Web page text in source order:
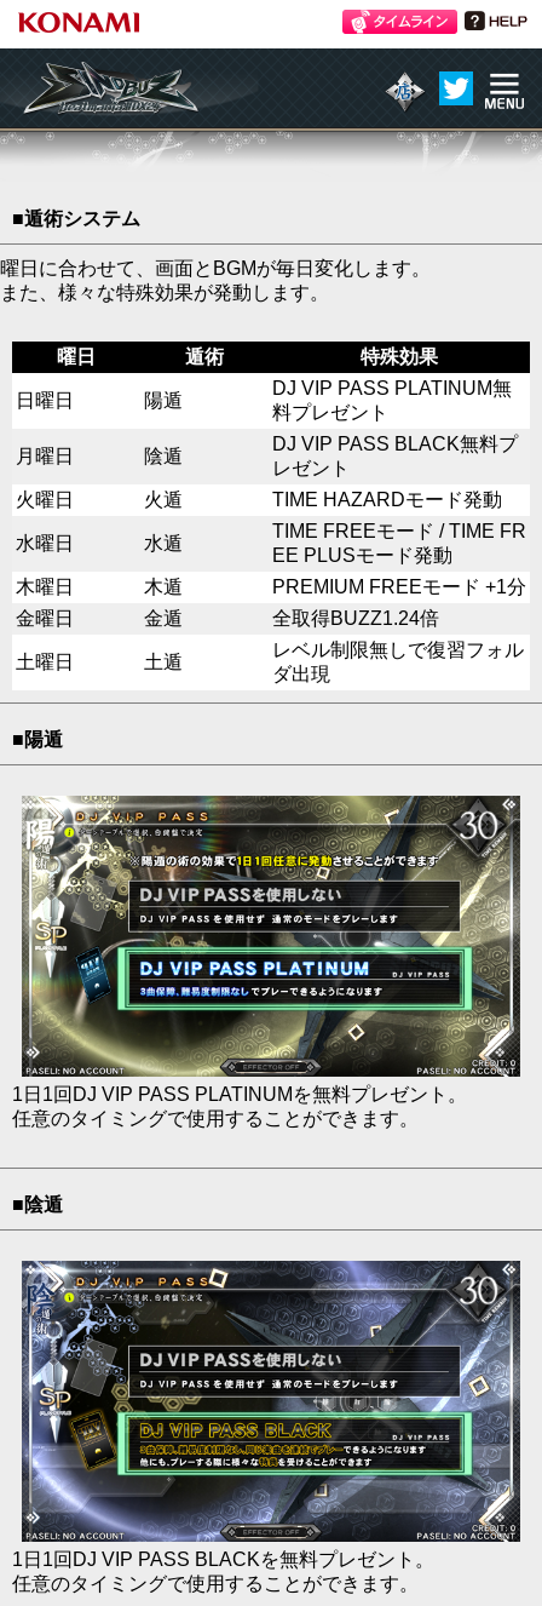
IIDX 24 SINOBUZ
NU
■遁術システム
曜日に合わせて、画面とBGMが毎日変化します。
また、様々な特殊効果が発動します。
曜日 遁術 特殊効果
日曜日 陽遁
DJ VIP PASS PLATINUM無
料プレゼント
月曜日 陰遁
DJ VIP PASS BLACK無料プ
レゼント
火曜日
火遁 TIME HAZARDモード発動
水曜日 水遁
TIME FREEモード / TIME FR
EE PLUSモード発動
木曜日
木遁
PREMIUM FREEモード +1分
金曜日
金遁 全取得BUZZ1.24倍
土曜日 土遁
レベル制限無しで復習フォル
ダ出現
■陽遁
1日1回DJ VIP PASS PLATINUMを無料プレゼント。
任意のタイミングで使用することができます。
■陰遁
1日1回DJ VIP PASS BLACKを無料プレゼント。
任意のタイミングで使用することができます。